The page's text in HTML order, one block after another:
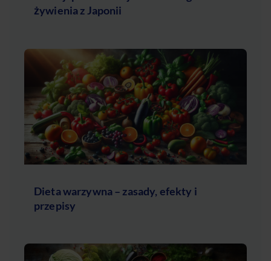
żywienia z Japonii
Dieta warzywna – zasady, efekty i
przepisy